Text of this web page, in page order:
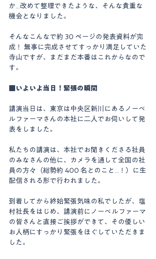
か...改めて整理できたような、そんな貴重な
機会となりました。
そんなこんなで約 30 ページの発表資料が完
成！ 無事に完成させてすっかり満足していた
寺山ですが、まだまだ本番はこれからなので
す。
■いよいよ当日！緊張の瞬間
講演当日は、東京は中央区新川にあるノーベ
ルファーマさんの本社に二人でお伺いして発
表をしました。
私たちの講演は、本社でお聞きくださる社員
のみなさんの他に、カメラを通して全国の社
員の方々（総勢約 400 名とのこと...！）に生
配信される形で行われました。
到着してから終始緊張気味の私でしたが、塩
村社長をはじめ、講演前にノーベルファーマ
の皆さんと直接ご挨拶ができて、その優しい
お人柄にすっかり緊張をほぐしていただきま
した。